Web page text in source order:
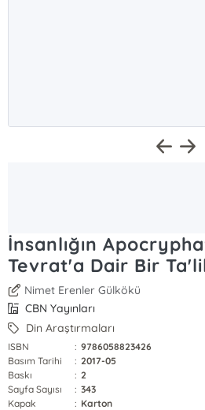
İnsanlığın
Tevrat'a Dair Bir
Nimet Erenler Gülkökü
CBN Yayınları
Din Araştırmaları
ISBN : 9786058823426
Basım Tarihi
: 2017-05
Baskı
: 2
Sayfa Sayısı
: 343
Kapak
: Karton